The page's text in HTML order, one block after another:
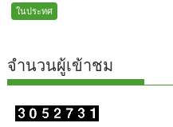
ในประทศ
จำนวนผู้เข้าชม